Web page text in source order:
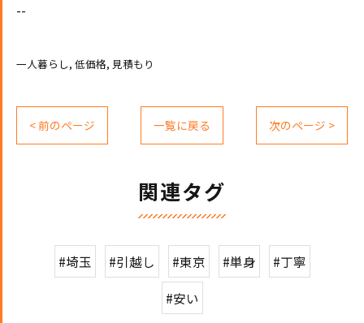
--
一人暮らし 低価格 見積もり
< 前のページ 一覧に戻る 次のページ >
関連タグ
#埼玉 #引越し #東京 #単身 #丁寧
#安い